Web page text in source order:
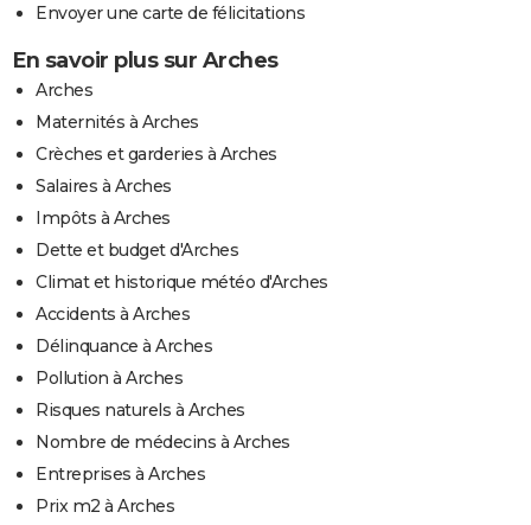
Envoyer une carte de félicitations
En savoir plus sur Arches
Arches
Maternités à Arches
Crèches et garderies à Arches
Salaires à Arches
Impôts à Arches
Dette et budget d'Arches
Climat et historique météo d'Arches
Accidents à Arches
Délinquance à Arches
Pollution à Arches
Risques naturels à Arches
Nombre de médecins à Arches
Entreprises à Arches
Prix m2 à Arches